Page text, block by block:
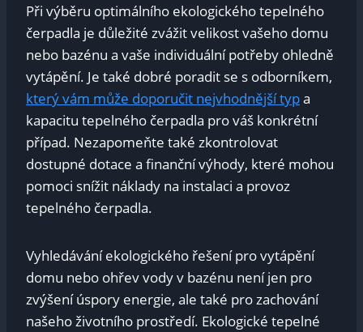
Při výběru optimálního ekologického tepelného​
čerpadla​ je důležité zvážit velikost vašeho domu
⁣nebo bazénu​ a vaše individuální potřeby ohledně
vytápění. Je⁢ také ⁤dobré poradit ⁢se ‍s⁤ odborníkem, ⁣
který vám může doporučit nejvhodnější typ⁢a
kapacitu tepelného‍ čerpadla ⁢pro váš konkrétní
případ. ‌Nezapomeňte také zkontrolovat
⁣dostupné dotace a finanční výhody, které mohou
pomoci‍ snížit náklady‍ na ⁣instalaci a provoz
tepelného čerpadla.
Vyhledávání ⁣ekologického řešení pro vytápění
domu nebo ohřev vody ​v⁤ bazénu není ⁤jen pro
zvýšení úspory energie, ale také pro zachování
našeho ​životního prostředí.‌ Ekologické tepelné